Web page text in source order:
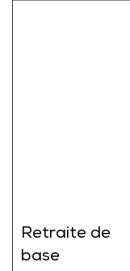
Retraite de
base